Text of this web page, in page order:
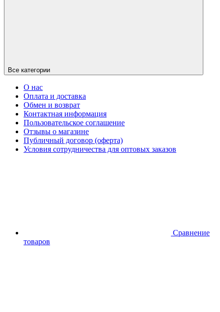
Все категории
О нас
Оплата и доставка
Обмен и возврат
Контактная информация
Пользовательское соглашение
Отзывы о магазине
Публичный договор (оферта)
Условия сотрудничества для оптовых заказов
Сравнение
товаров